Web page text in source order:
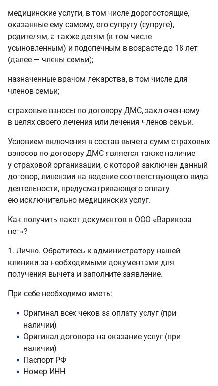
медицинские услуги, в том числе дорогостоящие,
оказанные ему самому, его супругу (супруге),
родителям, а также детям (в том числе
усыновленным) и подопечным в возрасте до 18 лет
(далее — члены семьи);
назначенные врачом лекарства, в том числе для
членов семьи;
страховые взносы по договору ДМС, заключенному
в целях своего лечения или лечения членов семьи.
Условием включения в состав вычета сумм страховых
взносов по договору ДМС является также наличие
у страховой организации, с которой заключен данный
договор, лицензии на ведение соответствующего вида
деятельности, предусматривающего оплату
ею исключительно медицинских услуг.
Как получить пакет документов в ООО «Варикоза
нет»?
1. Лично. Обратитесь к администратору нашей
клиники за необходимыми документами для
получения вычета и заполните заявление.
При себе необходимо иметь:
Оригинал всех чеков за оплату услуг (при
наличии)
Оригинал договора на оказание услуг (при
наличии)
Паспорт РФ
Номер ИНН